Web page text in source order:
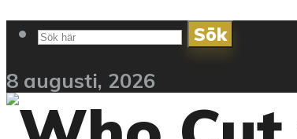
Sök
8 augusti, 2026